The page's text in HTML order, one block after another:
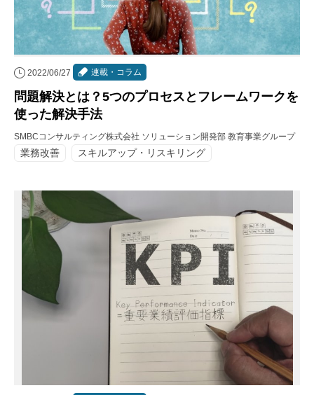
2022/06/27 連載・コラム
問題解決とは？5つのプロセスとフレームワークを
使った解決手法
SMBCコンサルティング株式会社 ソリューション開発部 教育事業グループ
業務改善 スキルアップ・リスキリング